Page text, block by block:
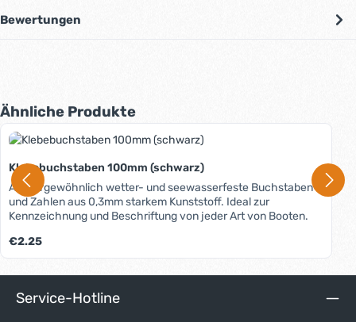
Bewertungen
Produktgalerie überspringen
Ähnliche Produkte
Klebebuchstaben 100mm (schwarz)
Aussergewöhnlich wetter- und seewasserfeste Buchstaben
und Zahlen aus 0,3mm starkem Kunststoff. Ideal zur
Kennzeichnung und Beschriftung von jeder Art von Booten.
Regulärer Preis:
€2.25
Service-Hotline